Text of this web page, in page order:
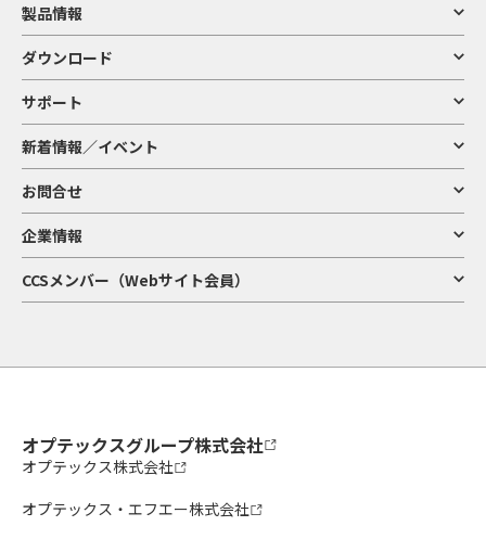
製品情報
ダウンロード
サポート
新着情報／イベント
お問合せ
企業情報
CCSメンバー（Webサイト会員）
オプテックスグループ株式会社
オプテックス株式会社
オプテックス・エフエー株式会社